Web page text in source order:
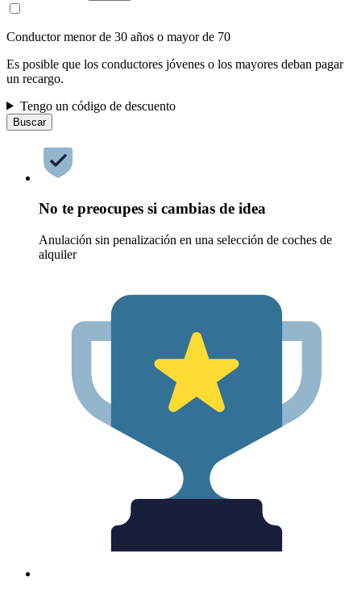
Conductor menor de 30 años o mayor de 70
Es posible que los conductores jóvenes o los mayores deban pagar
un recargo.
Tengo un código de descuento
Buscar
No te preocupes si cambias de idea
Anulación sin penalización en una selección de coches de
alquiler